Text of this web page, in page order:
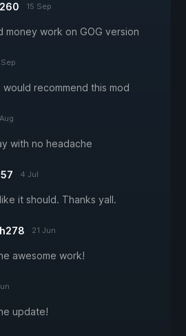
15 Sep
money work on GOG version
recommend this mod
with no headache
4 Jul
it should. Thanks yall.
21 Jun
awesome work!
update!